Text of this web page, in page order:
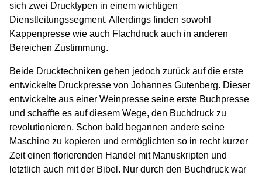
sich zwei Drucktypen in einem wichtigen
Dienstleitungssegment. Allerdings finden sowohl
Kappenpresse wie auch Flachdruck auch in anderen
Bereichen Zustimmung.
Beide Drucktechniken gehen jedoch zurück auf die erste
entwickelte Druckpresse von Johannes Gutenberg. Dieser
entwickelte aus einer Weinpresse seine erste Buchpresse
und schaffte es auf diesem Wege, den Buchdruck zu
revolutionieren. Schon bald begannen andere seine
Maschine zu kopieren und ermöglichten so in recht kurzer
Zeit einen florierenden Handel mit Manuskripten und
letztlich auch mit der Bibel. Nur durch den Buchdruck war